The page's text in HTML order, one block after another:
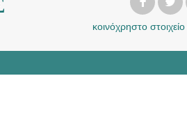
κοινόχρηστο στοιχείο